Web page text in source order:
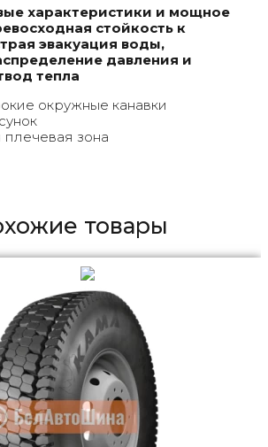
характеристики и мощное
стойкость к
эвакуация воды,
давления и
тепла
окружные канавки
зона
товары